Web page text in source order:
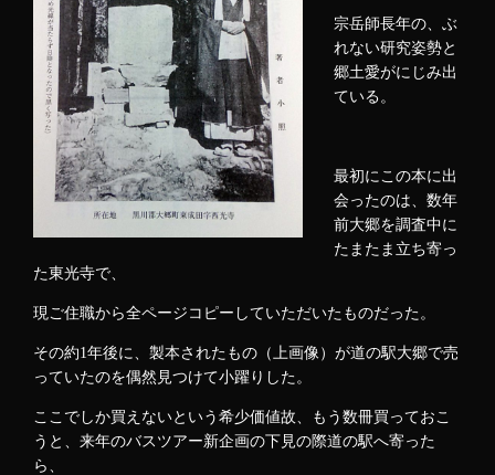
宗岳師長年の、ぶ
れない研究姿勢と
郷土愛がにじみ出
ている。
最初にこの本に出
会ったのは、数年
前大郷を調査中に
たまたま立ち寄っ
た東光寺で、
現ご住職から全ページコピーしていただいたものだった。
その約1年後に、製本されたもの（上画像）が道の駅大郷で売
っていたのを偶然見つけて小躍りした。
ここでしか買えないという希少価値故、もう数冊買っておこ
うと、来年のバスツアー新企画の下見の際道の駅へ寄った
ら、